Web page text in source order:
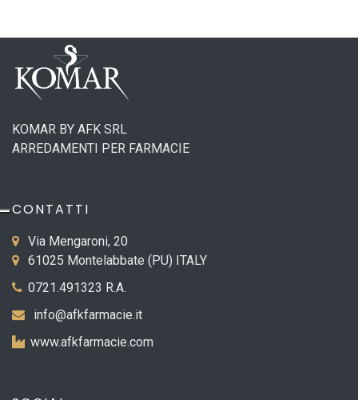
KOMAR BY AFK SRL
ARREDAMENTI PER FARMACIE
CONTATTI
Via Mengaroni, 20
61025 Montelabbate (PU) ITALY
0721.491323 R.A.
info@afkfarmacie.it
www.afkfarmacie.com